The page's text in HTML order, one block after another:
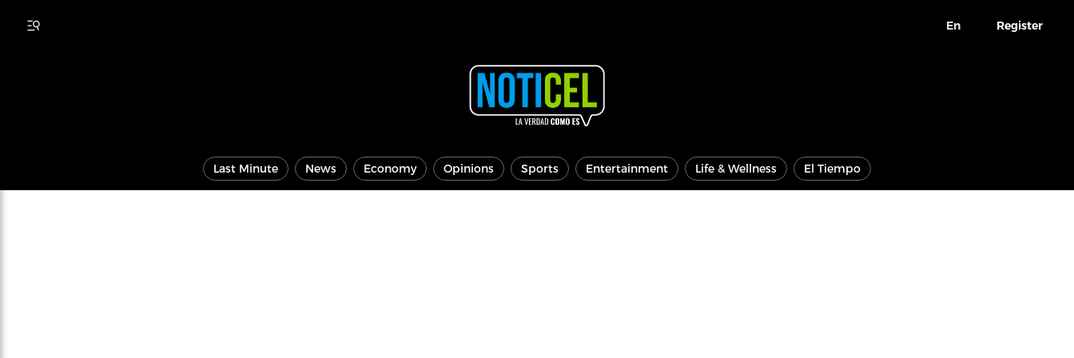
En Register
Last Minute News Economy Opinions Sports Entertainment Life & Wellness El Tiempo